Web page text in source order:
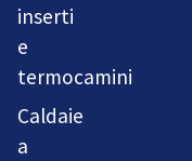
inserti
e
termocamini
Caldaie
a